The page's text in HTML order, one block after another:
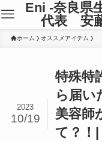
Eni -奈良県
代表 安
ホーム オススメアイテム
特殊特
ら届い
美容師
て？！
2023
10/19